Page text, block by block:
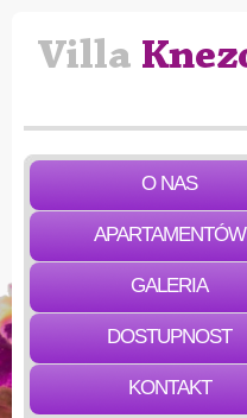
O NAS
APARTAMENTÓW
GALERIA
DOSTUPNOST
KONTAKT